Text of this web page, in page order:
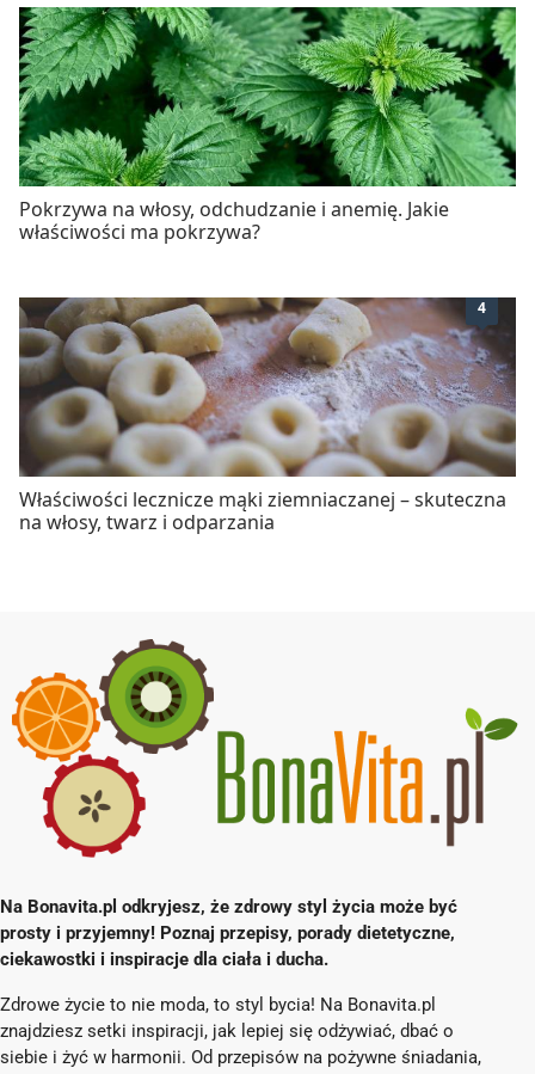
Pokrzywa na włosy, odchudzanie i anemię. Jakie
właściwości ma pokrzywa?
4
Właściwości lecznicze mąki ziemniaczanej – skuteczna
na włosy, twarz i odparzania
Na Bonavita.pl odkryjesz, że zdrowy styl życia może być
prosty i przyjemny! Poznaj przepisy, porady dietetyczne,
ciekawostki i inspiracje dla ciała i ducha.
Zdrowe życie to nie moda, to styl bycia! Na Bonavita.pl
znajdziesz setki inspiracji, jak lepiej się odżywiać, dbać o
siebie i żyć w harmonii. Od przepisów na pożywne śniadania,